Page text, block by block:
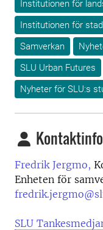
Institutionen för
Institutionen för
Samverkan
SLU Urban Futures
Nyheter för SLU:s
Fredrik Jergmo,
Enheten för
SLU